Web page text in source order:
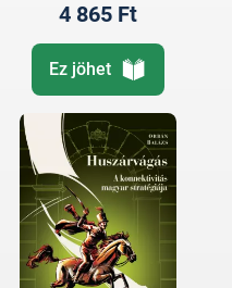
4 865 Ft
Ez jöhet